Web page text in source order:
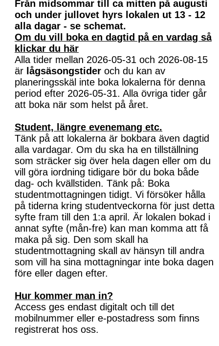
Från midsommar till ca mitten på augusti
och under jullovet hyrs lokalen ut 13 - 12
alla dagar - se schemat.
Om du vill boka en dagtid på en vardag så
klickar du här
Alla tider mellan 2026-05-31 och 2026-08-15
är lågsäsongstider och du kan av
planeringsskäl inte boka lokalerna för denna
period efter 2026-05-31. Alla övriga tider går
att boka när som helst på året.
Student, längre evenemang etc.
Tänk på att lokalerna är bokbara även dagtid
alla vardagar. Om du ska ha en tillställning
som sträcker sig över hela dagen eller om du
vill göra iordning tidigare bör du boka både
dag- och kvällstiden. Tänk på: Boka
studentmottagningen tidigt. Vi försöker hålla
på tiderna kring studentveckorna för just detta
syfte fram till den 1:a april. Är lokalen bokad i
annat syfte (mån-fre) kan man komma att få
maka på sig. Den som skall ha
studentmottagning skall av hänsyn till andra
som vill ha sina mottagningar inte boka dagen
före eller dagen efter.
Hur kommer man in?
Access ges endast digitalt och till det
mobilnummer eller e-postadress som finns
registrerat hos oss.